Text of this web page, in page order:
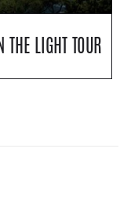
LIGHT TOUR